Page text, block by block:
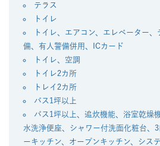
テラス
トイレ
トイレ、エアコン、エレベーター
備、有人警備併用、ICカード
トイレ、空調
トイレ2カ所
トレイ2カ所
バス1坪以上
バス1坪以上、追炊機能、浴室乾燥
水洗浄便座、シャワー付洗面化粧台、
ーキッチン、オープンキッチン、シス